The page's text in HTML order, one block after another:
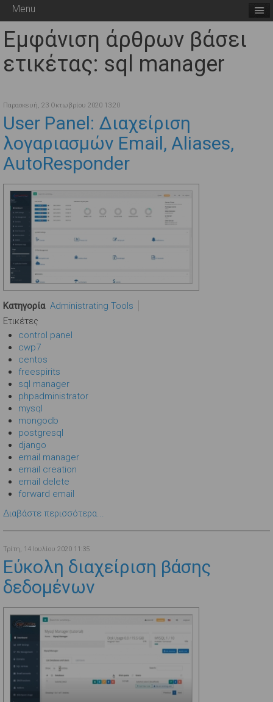
Menu
Εμφάνιση άρθρων βάσει
ετικέτας: sql manager
Παρασκευή, 23 Οκτωβρίου 2020 13:20
User Panel: Διαχείριση
λογαριασμών Email, Aliases,
AutoResponder
Κατηγορία Administrating Tools
Ετικέτες
control panel
cwp7
centos
freespirits
sql manager
phpadministrator
mysql
mongodb
postgresql
django
email manager
email creation
email delete
forward email
Διαβάστε περισσότερα...
Τρίτη, 14 Ιουλίου 2020 11:35
Εύκολη διαχείριση βάσης
δεδομένων